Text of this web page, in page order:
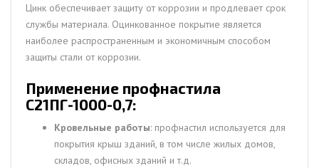
Цинк обеспечивает защиту от коррозии и продлевает срок
службы материала. Оцинкованное покрытие является
наиболее распространенным и экономичным способом
защиты стали от коррозии.
Применение профнастила
С21ПГ-1000-0,7:
Кровельные работы: профнастил используется для
покрытия крыш зданий, в том числе жилых домов,
складов, офисных зданий и т.д.